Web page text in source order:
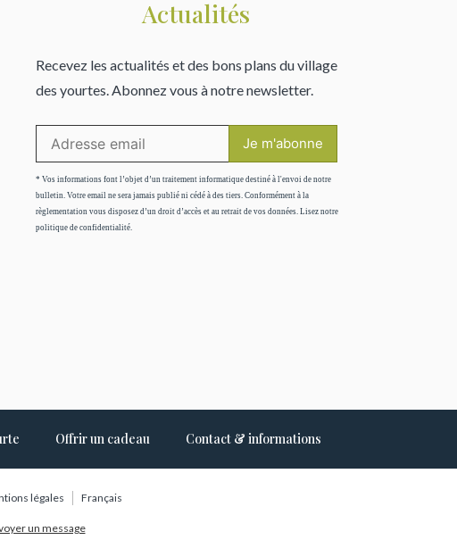
Actualités
Recevez les actualités et des bons plans du village
des yourtes. Abonnez vous à notre newsletter.
* Vos informations font l’objet d’un traitement informatique destiné à l'envoi de notre
bulletin. Votre email ne sera jamais publié ni cédé à des tiers. Conformément à la
règlementation vous disposez d’un droit d’accès et au retrait de vos données. Lisez notre
politique de confidentialité.
Offrir un cadeau Contact & informations
légales Français
un message